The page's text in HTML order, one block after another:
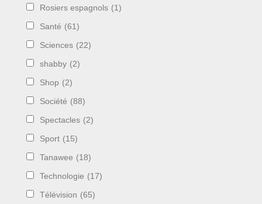
Rosiers espagnols (1)
Santé (61)
Sciences (22)
shabby (2)
Shop (2)
Société (88)
Spectacles (2)
Sport (15)
Tanawee (18)
Technologie (17)
Télévision (65)